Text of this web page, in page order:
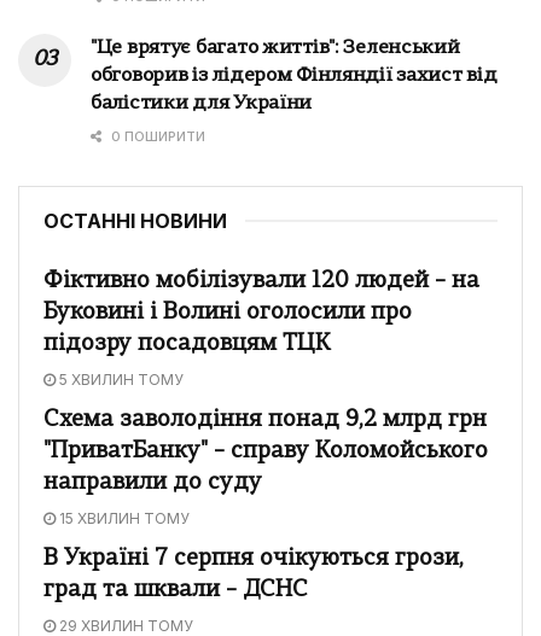
"Це врятує багато життів": Зеленський
обговорив із лідером Фінляндії захист від
балістики для України
0 ПОШИРИТИ
ОСТАННІ НОВИНИ
Фіктивно мобілізували 120 людей – на
Буковині і Волині оголосили про
підозру посадовцям ТЦК
5 ХВИЛИН ТОМУ
Схема заволодіння понад 9,2 млрд грн
"ПриватБанку" – справу Коломойського
направили до суду
15 ХВИЛИН ТОМУ
В Україні 7 серпня очікуються грози,
град та шквали – ДСНС
29 ХВИЛИН ТОМУ